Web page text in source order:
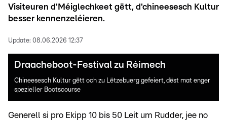
Visiteuren d'Méiglechkeet gëtt, d'chineesesch Kultur
besser kennenzeléieren.
Update: 08.06.2026 12:37
Draacheboot-Festival zu Réimech
Chineesesch Kultur gëtt och zu Lëtzebuerg gefeiert, dëst mat enger
spezieller Bootscourse
Generell si pro Ekipp 10 bis 50 Leit um Rudder, jee no